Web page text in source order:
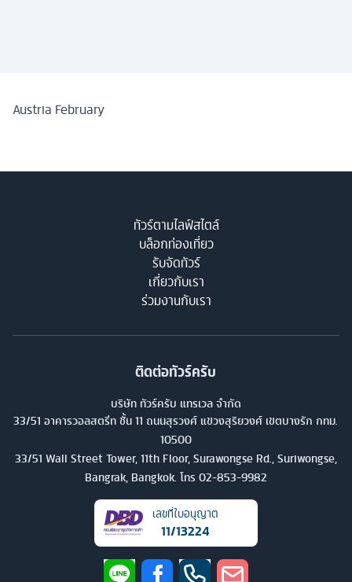
Austria February
ทัวร์ตามไลฟ์สไตล์
บล็อกท่องเที่ยว
รับจัดทัวร์
เกี่ยวกับเรา
ร่วมงานกับเรา
ติดต่อทัวร์ครับ
บริษัท ทัวร์ครับ แทรเวล จำกัด
33/51 อาคารวอลสตรีท ชั้น 11 ถนนสุรวงศ์ แขวงสุริยวงศ์ เขตบางรัก กทม.
10500
33/51 Wall Street Tower, 11th Floor, Surawongse Rd., Suriwongse,
Bangrak, Bangkok. โทร 02-853-9982
เลขที่ใบอนุญาต
11/13224